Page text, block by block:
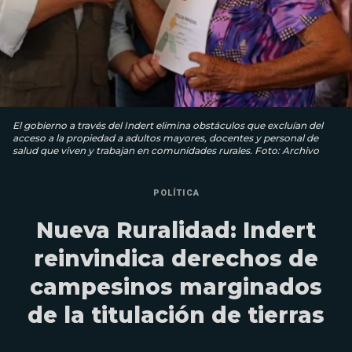
El gobierno a través del Indert elimina obstáculos que excluían del
acceso a la propiedad a adultos mayores, docentes y personal de
salud que viven y trabajan en comunidades rurales. Foto: Archivo
POLÍTICA
Nueva Ruralidad: Indert
reinvindica derechos de
campesinos marginados
de la titulación de tierras